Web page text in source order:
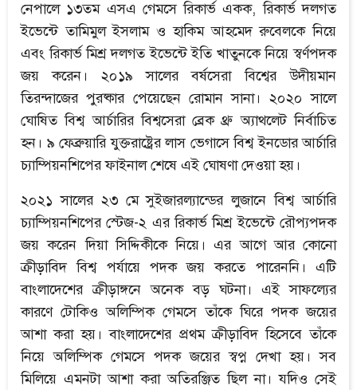
নেপালে ১৩তম এসএ গেমসে রিকার্ভ একক, রিকার্ভ দলগত
ইভেন্টে তামিমুল ইসলাম ও হাকিম আহমেদ রুবেলকে নিয়ে
এবং রিকার্ভ মিশ্র দলগত ইভেন্টে ইতি খাতুনকে নিয়ে স্বর্ণপদক
জয় করেন। ২০১৯ সালের বর্ষসেরা বিশ্বের উদীয়মান
তিরন্দাজের পুরষ্কার পেয়েছেন রোমান সানা। ২০২০ সালে
ঘোষিত বিশ্ব আর্চারির বিশ্বসেরা ব্রেক থ্রু অ্যাথলেট নির্বাচিত
হন। ৯ ফেব্রুয়ারি যুক্তরাষ্ট্রের লাস ভেগাসে বিশ্ব ইনডোর আর্চারি
চ্যাম্পিয়নশিপের ফাইনাল শেষে এই ঘোষণা দেওয়া হয়।
২০২১ সালের ২৩ মে সুইজারল্যান্ডের লুজানে বিশ্ব আর্চারি
চ্যাম্পিয়নশিপের স্টেজ-২ এর রিকার্ভ মিশ্র ইভেন্টে রৌপ্যপদক
জয় করেন দিয়া সিদ্দিকীকে নিয়ে। এর আগে আর কোনো
ক্রীড়াবিদ বিশ্ব পর্যায়ে পদক জয় করতে পারেননি। এটি
বাংলাদেশের ক্রীড়াঙ্গনে অনেক বড় ঘটনা। এই সাফল্যের
কারণে টোকিও অলিম্পিক গেমসে তাঁকে ঘিরে পদক জয়ের
আশা করা হয়। বাংলাদেশের প্রথম ক্রীড়াবিদ হিসেবে তাঁকে
নিয়ে অলিম্পিক গেমসে পদক জয়ের স্বপ্ন দেখা হয়। সব
মিলিয়ে এমনটা আশা করা অতিরঞ্জিত ছিল না। যদিও সেই